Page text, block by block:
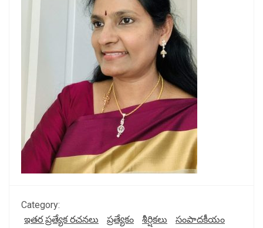
Category:
ఇతర ప్రత్యేక రచనలు
ప్రత్యేకం శీర్షికలు సంపాదకీయం